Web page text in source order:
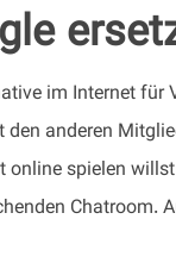
im Internet für
anderen
spielen
Chatroom.